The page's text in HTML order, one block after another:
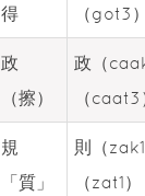
得
（got3）
政
（擦）
政（
（caat3
規
「質」
則（
（zat1）